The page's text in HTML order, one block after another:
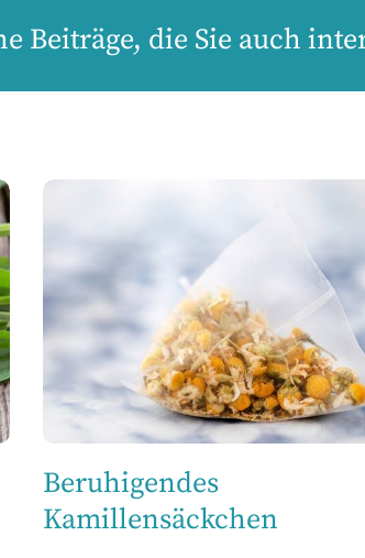
Beiträge, die Sie auch
Beruhigendes
Kamillensäckchen